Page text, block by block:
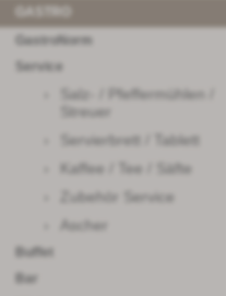
GastroNorm
Service
Salz- / Pfeffermühlen /
Streuer
Servierbrett / Tablett
Kaffee / Tee / Säfte
Zubehör Service
Ascher
Buffet
Bar